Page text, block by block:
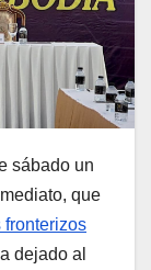
sábado un
que
fronterizos
dejado al